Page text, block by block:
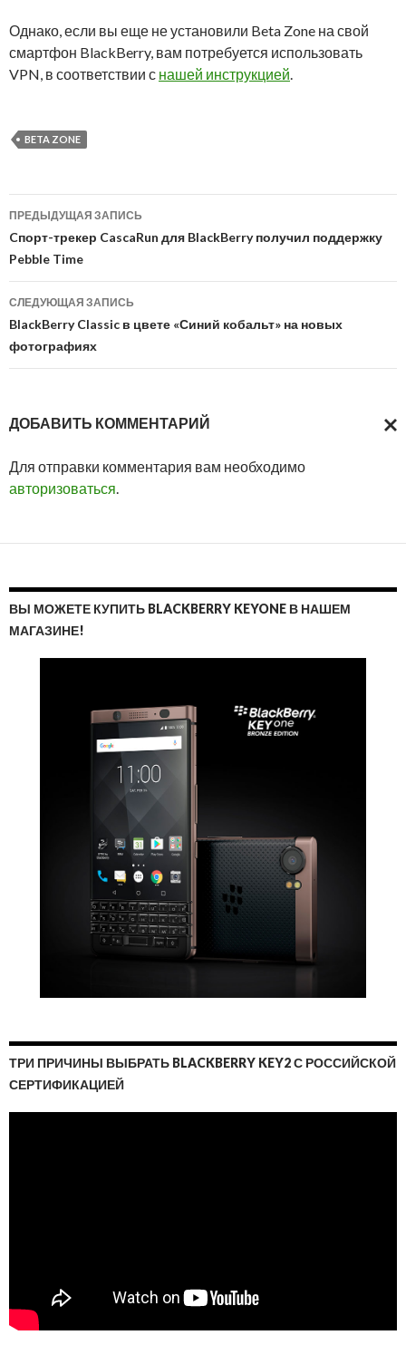
Однако, если вы еще не установили Beta Zone на свой
смартфон BlackBerry, вам потребуется использовать
VPN, в соответствии с нашей инструкцией
BETA ZONE
Навигация
по
записям
ПРЕДЫДУЩАЯ ЗАПИСЬ
Cпорт-трекер CascaRun для BlackBerry получил поддержку
Pebble Time
СЛЕДУЮЩАЯ ЗАПИСЬ
BlackBerry Classic в цвете «Синий кобальт» на новых
фотографиях
ДОБАВИТЬ КОММЕНТАРИЙ
Для отправки комментария вам необходимо
авторизоваться
ВЫ МОЖЕТЕ КУПИТЬ BLACKBERRY KEYONE В НАШЕМ
МАГАЗИНЕ!
ТРИ ПРИЧИНЫ ВЫБРАТЬ BLACKBERRY KEY2 С РОССИЙСКОЙ
СЕРТИФИКАЦИЕЙ